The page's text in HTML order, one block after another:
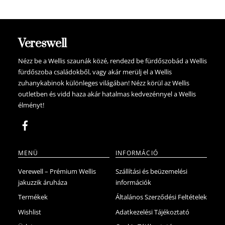
Vereswell
Nézz be a Wellis szaunák közé, rendezd be fürdőszobád a Wellis
fürdőszoba családokből, vagy akár merülj el a Wellis
zuhanykabinok különleges világában! Nézz körül az Wellis
outletben és vidd haza akár hatalmas kedvezénnyel a Wellis
élményt!
MENÜ
Verewell – Prémium Wellis
jakuzzik áruháza
Termékek
Wishlist
INFORMÁCIÓ
Szállítási és beüzemelési
információk
Általános Szerződési Feltételek
Adatkezelési Tájékoztató